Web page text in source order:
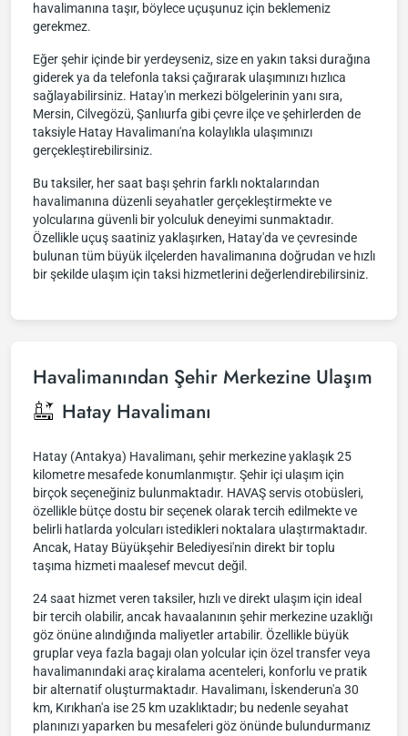
havalimanına taşır, böylece uçuşunuz için beklemeniz
gerekmez.
Eğer şehir içinde bir yerdeyseniz, size en yakın taksi durağına
giderek ya da telefonla taksi çağırarak ulaşımınızı hızlıca
sağlayabilirsiniz. Hatay'ın merkezi bölgelerinin yanı sıra,
Mersin, Cilvegözü, Şanlıurfa gibi çevre ilçe ve şehirlerden de
taksiyle Hatay Havalimanı'na kolaylıkla ulaşımınızı
gerçekleştirebilirsiniz.
Bu taksiler, her saat başı şehrin farklı noktalarından
havalimanına düzenli seyahatler gerçekleştirmekte ve
yolcularına güvenli bir yolculuk deneyimi sunmaktadır.
Özellikle uçuş saatiniz yaklaşırken, Hatay'da ve çevresinde
bulunan tüm büyük ilçelerden havalimanına doğrudan ve hızlı
bir şekilde ulaşım için taksi hizmetlerini değerlendirebilirsiniz.
Havalimanından Şehir Merkezine Ulaşım
Hatay Havalimanı
Hatay (Antakya) Havalimanı, şehir merkezine yaklaşık 25
kilometre mesafede konumlanmıştır. Şehir içi ulaşım için
birçok seçeneğiniz bulunmaktadır. HAVAŞ servis otobüsleri,
özellikle bütçe dostu bir seçenek olarak tercih edilmekte ve
belirli hatlarda yolcuları istedikleri noktalara ulaştırmaktadır.
Ancak, Hatay Büyükşehir Belediyesi'nin direkt bir toplu
taşıma hizmeti maalesef mevcut değil.
24 saat hizmet veren taksiler, hızlı ve direkt ulaşım için ideal
bir tercih olabilir, ancak havaalanının şehir merkezine uzaklığı
göz önüne alındığında maliyetler artabilir. Özellikle büyük
gruplar veya fazla bagajı olan yolcular için özel transfer veya
havalimanındaki araç kiralama acenteleri, konforlu ve pratik
bir alternatif oluşturmaktadır. Havalimanı, İskenderun'a 30
km, Kırıkhan'a ise 25 km uzaklıktadır; bu nedenle seyahat
planınızı yaparken bu mesafeleri göz önünde bulundurmanız